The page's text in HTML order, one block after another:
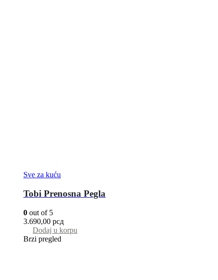
Sve za kuću
Tobi Prenosna Pegla
0 out of 5
3.690,00 рсд
Dodaj u korpu
Brzi pregled